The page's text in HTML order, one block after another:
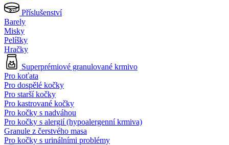
Příslušenství
Barely
Misky
Pelíšky
Hračky
Superprémiové granulované krmivo
Pro koťata
Pro dospělé kočky
Pro starší kočky
Pro kastrované kočky
Pro kočky s nadváhou
Pro kočky s alergií (hypoalergenní krmiva)
Granule z čerstvého masa
Pro kočky s urinálními problémy